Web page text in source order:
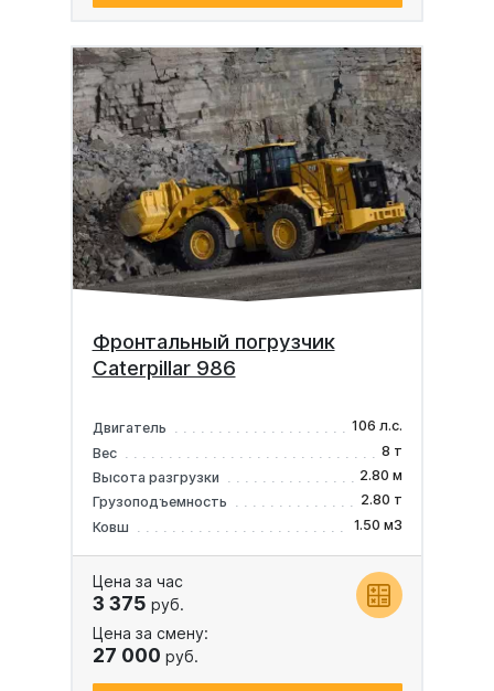
Фронтальный погрузчик
Caterpillar 986
Двигатель
106 л.с.
Вес
8 т
Высота разгрузки
2.80 м
Грузоподъемность
2.80 т
Ковш
1.50 м3
Цена за час
3 375 руб.
Цена за смену:
27 000 руб.